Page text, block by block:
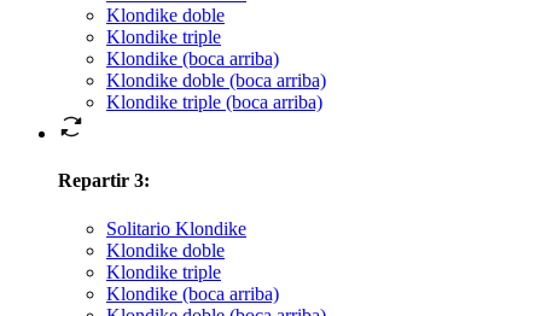
Klondike doble
Klondike triple
Klondike (boca arriba)
Klondike doble (boca arriba)
Klondike triple (boca arriba)
Repartir 3:
Solitario Klondike
Klondike doble
Klondike triple
Klondike (boca arriba)